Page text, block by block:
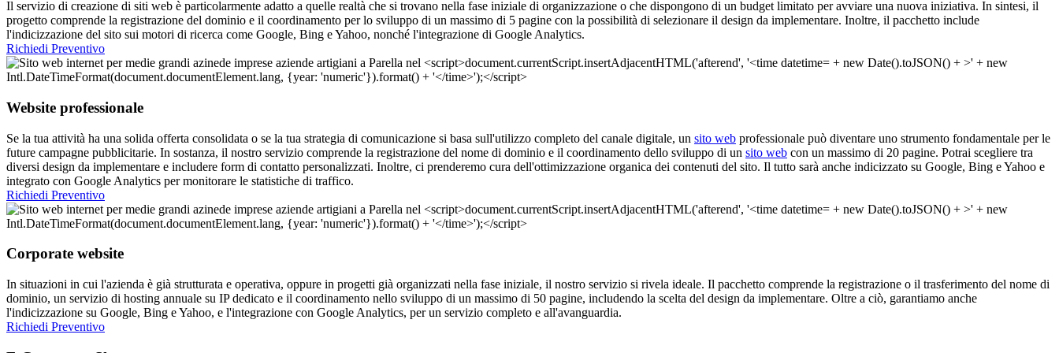
Il servizio di creazione di siti web è particolarmente adatto a quelle realtà che si trovano nella fase iniziale di organizzazione o che dispongono di un budget limitato per avviare una nuova iniziativa. In sintesi, il
progetto comprende la registrazione del dominio e il coordinamento per lo sviluppo di un massimo di 5 pagine con la possibilità di selezionare il design da implementare. Inoltre, il pacchetto include
l'indicizzazione del sito sui motori di ricerca come Google, Bing e Yahoo, nonché l'integrazione di Google Analytics.
Richiedi Preventivo
Website professionale
Se la tua attività ha una solida offerta consolidata o se la tua strategia di comunicazione si basa sull'utilizzo completo del canale digitale, un sito web professionale può diventare uno strumento fondamentale per le
future campagne pubblicitarie. In sostanza, il nostro servizio comprende la registrazione del nome di dominio e il coordinamento dello sviluppo di un sito web con un massimo di 20 pagine. Potrai scegliere tra
diversi design da implementare e includere form di contatto personalizzati. Inoltre, ci prenderemo cura dell'ottimizzazione organica dei contenuti del sito. Il tutto sarà anche indicizzato su Google, Bing e Yahoo e
integrato con Google Analytics per monitorare le statistiche di traffico.
Richiedi Preventivo
Corporate website
In situazioni in cui l'azienda è già strutturata e operativa, oppure in progetti già organizzati nella fase iniziale, il nostro servizio si rivela ideale. Il pacchetto comprende la registrazione o il trasferimento del nome di
dominio, un servizio di hosting annuale su IP dedicato e il coordinamento nello sviluppo di un massimo di 50 pagine, includendo la scelta del design da implementare. Oltre a ciò, garantiamo anche
l'indicizzazione su Google, Bing e Yahoo, e l'integrazione con Google Analytics, per un servizio completo e all'avanguardia.
Richiedi Preventivo